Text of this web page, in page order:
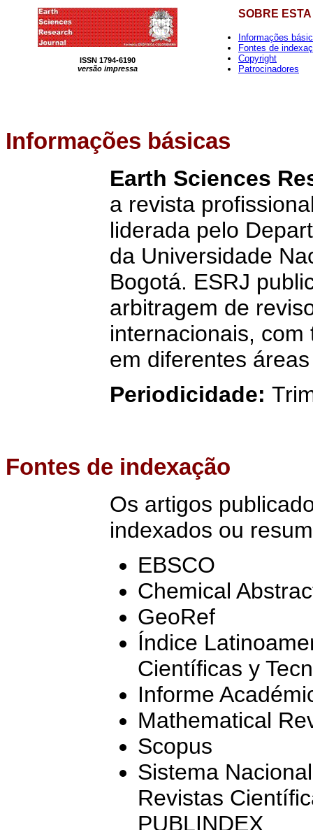
ISSN 1794-6190
versão impressa
SOBRE
Informações
Fontes de
Copyright
Patrocinadores
Informações básicas
Earth Sciences
a revista
liderada pelo
da Universidade
Bogotá. ESRJ
arbitragem de
internacionais,
em diferentes
Periodicidade:
Fontes de indexação
Os artigos
indexados ou
EBSCO
Chemical
GeoRef
Índice
Científicas y
Informe
Mathematical
Scopus
Sistema
Revistas
PUBLINDEX